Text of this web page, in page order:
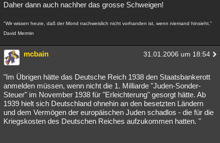
Daher dann auch nachher das grosse Schweigen!
"Wir wissen heute, daß der Mond nachweislich nicht vorhanden ist, wenn niemand hinsieht."
David Mermin
mcbain 31.01.2006 um 18:54
"Im Übrigen hätte das Deutsche Reich 1938 den Staatsbankerott
anmelden müssen, wenn nicht die 1. Milliarde "Juden-Sonder-
Steuer" im November 1938 für "Erleichterung" gesorgt hätte. Ab
1939 hielt sich Deutschland ohnehin an den besetzten Ländern
und dem Vermögen der europäischen Juden schadlos - die für die
Kriegskosten des Deutschen Reiches aufzukommen hatten. "